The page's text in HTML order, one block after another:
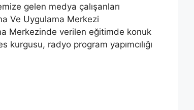
gelen medya çalışanları
Ve Uygulama Merkezi
Merkezinde verilen eğitimde konuk
kurgusu, radyo program yapımcılığı